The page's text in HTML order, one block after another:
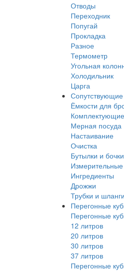
Отводы
Переходник
Попугай
Прокладка
Разное
Термометр
Угольная
Холодильник
Царга
Ёмкости для
Мерная посуда
Настаивание
Очистка
Бутылки и бочки
Ингредиенты
Дрожжи
Трубки и шланги
Перегонные
Перегонные
12 литров
20 литров
30 литров
37 литров
Перегонные